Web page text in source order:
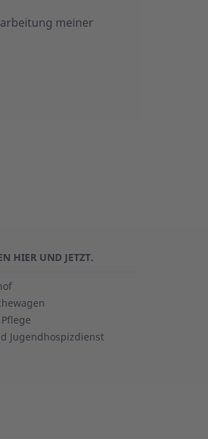
meiner
HIER UND JETZT.
Jugendhospizdienst